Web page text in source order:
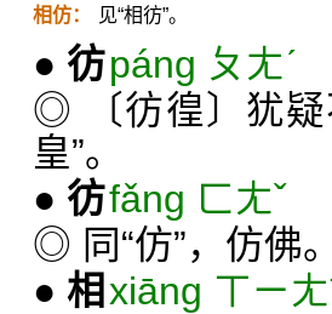
相仿： 见“相彷”。
● 彷páng ㄆㄤˊ
◎ 〔彷徨〕犹疑
皇”。
● 彷fǎng ㄈㄤˇ
◎ 同“仿”，仿佛。
● 相 xiāng ㄒㄧㄤ